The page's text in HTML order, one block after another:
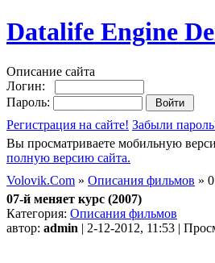
Datalife Engine
Описание сайта
Логин:
Пароль:
Регистрация на сайте! Забыли
Вы просматриваете мобильную
полную версию сайта.
Volovik.Com » Описания фильмов »
07-й меняет курс (2007)
Категория: Описания фильмов
автор: admin | 2-12-2012, 11:53 |